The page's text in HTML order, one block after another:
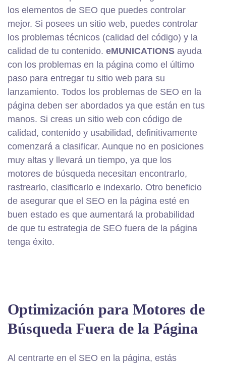
los elementos de SEO que puedes controlar
mejor. Si posees un sitio web, puedes controlar
los problemas técnicos (calidad del código) y la
calidad de tu contenido. eMUNICATIONS ayuda
con los problemas en la página como el último
paso para entregar tu sitio web para su
lanzamiento. Todos los problemas de SEO en la
página deben ser abordados ya que están en tus
manos. Si creas un sitio web con código de
calidad, contenido y usabilidad, definitivamente
comenzará a clasificar. Aunque no en posiciones
muy altas y llevará un tiempo, ya que los
motores de búsqueda necesitan encontrarlo,
rastrearlo, clasificarlo e indexarlo. Otro beneficio
de asegurar que el SEO en la página esté en
buen estado es que aumentará la probabilidad
de que tu estrategia de SEO fuera de la página
tenga éxito.
Optimización para Motores de
Búsqueda Fuera de la Página
Al centrarte en el SEO en la página, estás